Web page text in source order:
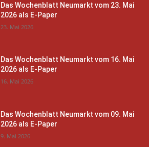
Das Wochenblatt Neumarkt vom 23. Mai
2026 als E-Paper
23. Mai 2026
Das Wochenblatt Neumarkt vom 16. Mai
2026 als E-Paper
16. Mai 2026
Das Wochenblatt Neumarkt vom 09. Mai
2026 als E-Paper
9. Mai 2026